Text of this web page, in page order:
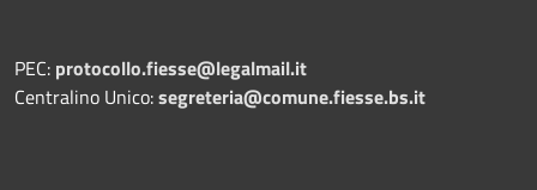
PEC: protocollo.fiesse@legalmail.it
Centralino Unico:segreteria@comune.fiesse.bs.it